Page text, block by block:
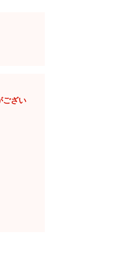
ござい